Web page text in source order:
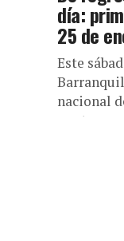
día:
25 de
Este
nacional
puntos...